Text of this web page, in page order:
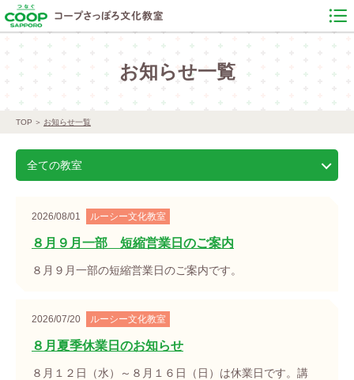
お知らせ一覧
TOP お知らせ一覧
全ての教室
2026/08/01 ルーシー文化教室
８月９月一部 短縮営業日のご案内
８月９月一部の短縮営業日のご案内です。
2026/07/20 ルーシー文化教室
８月夏季休業日のお知らせ
８月１２日（水）～８月１６日（日）は休業日です。講